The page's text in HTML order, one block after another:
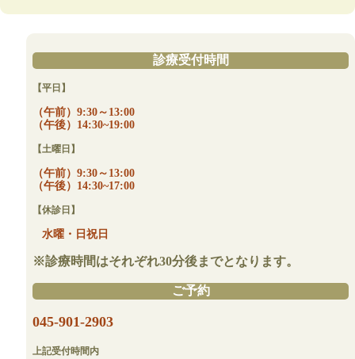
診療受付時間
【平日】
（午前）9:30～13:00
（午後）14:30~19:00
【土曜日】
（午前）9:30～13:00
（午後）14:30~17:00
【休診日】
水曜・日祝日
※診療時間はそれぞれ30分後までとなります。
ご予約
045-901-2903
上記受付時間内